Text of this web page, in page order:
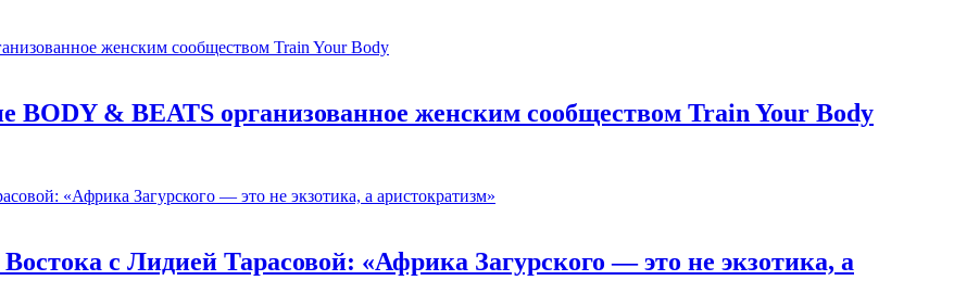
BODY & BEATS организованное женским сообществом Train Your Body
c Лидией Тарасовой: «Африка Загурского — это не экзотика, а